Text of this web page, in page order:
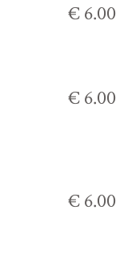
€ 6.00
€ 6.00
€ 6.00